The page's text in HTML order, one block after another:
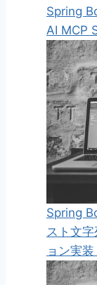
Spring
AI MCP
Spring
スト文
ョン実